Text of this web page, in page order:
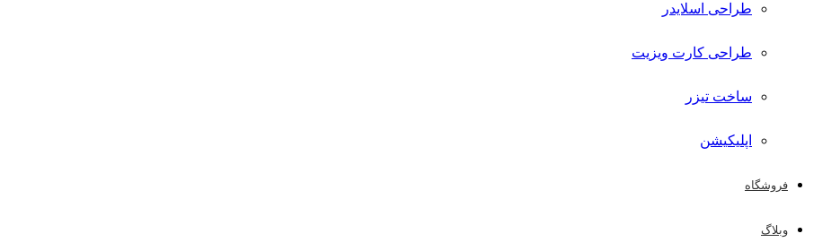
طراحی اسلایدر
طراحی کارت ویزیت
ساخت تیزر
اپلیکیشن
فروشگاه
وبلاگ